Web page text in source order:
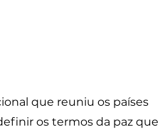
que reuniu os países
os termos da paz que